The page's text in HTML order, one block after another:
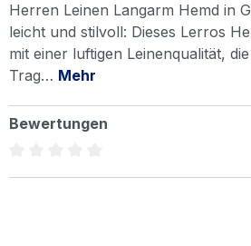
Herren Leinen Langarm Hemd in
leicht und stilvoll: Dieses Lerros
mit einer luftigen Leinenqualität,
Trag… Mehr
Bewertungen